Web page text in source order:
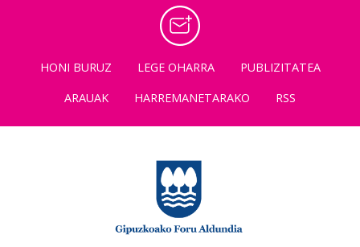
HONI BURUZ LEGE OHARRA
PUBLIZITATEA
ARAUAK
HARREMANETARAKO RSS